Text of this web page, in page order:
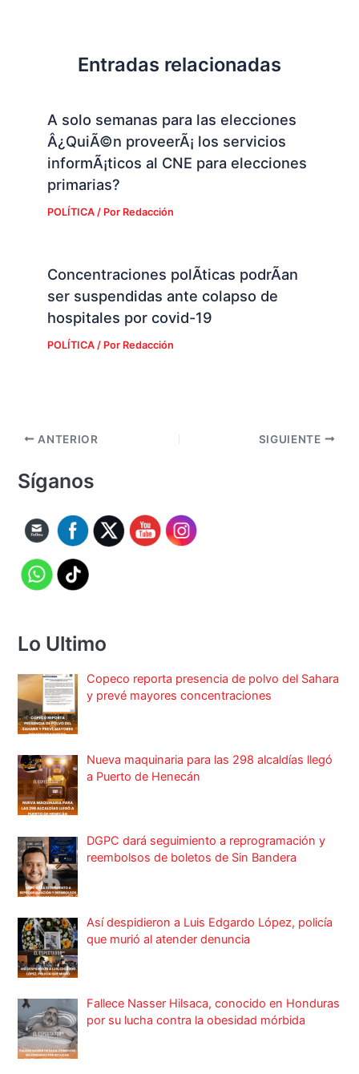
Entradas relacionadas
A solo semanas para las elecciones
Â¿QuiÃ©n proveerÃ¡ los servicios
informÃ¡ticos al CNE para elecciones
primarias?
POLÍTICA/ Por Redacción
Concentraciones polÃ­ticas podrÃ­an
ser suspendidas ante colapso de
hospitales por covid-19
POLÍTICA/ Por Redacción
ANTERIOR SIGUIENTE
Síganos
Lo Ultimo
Copeco reporta presencia de polvo del Sahara
y prevé mayores concentraciones
Nueva maquinaria para las 298 alcaldías llegó
a Puerto de Henecán
DGPC dará seguimiento a reprogramación y
reembolsos de boletos de Sin Bandera
Así despidieron a Luis Edgardo López, policía
que murió al atender denuncia
Fallece Nasser Hilsaca, conocido en Honduras
por su lucha contra la obesidad mórbida